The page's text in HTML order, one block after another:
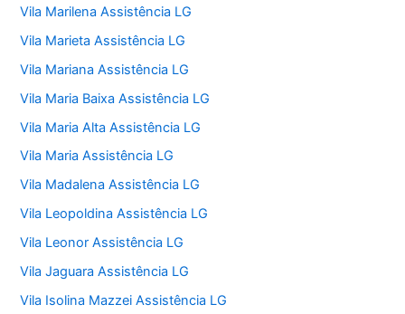
Vila Marilena Assistência LG
Vila Marieta Assistência LG
Vila Mariana Assistência LG
Vila Maria Baixa Assistência LG
Vila Maria Alta Assistência LG
Vila Maria Assistência LG
Vila Madalena Assistência LG
Vila Leopoldina Assistência LG
Vila Leonor Assistência LG
Vila Jaguara Assistência LG
Vila Isolina Mazzei Assistência LG